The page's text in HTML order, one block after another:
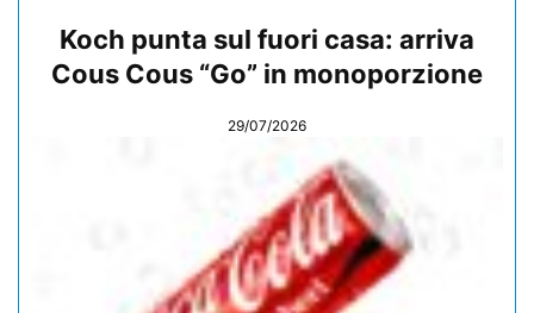
Koch punta sul fuori casa: arriva
Cous Cous “Go” in monoporzione
29/07/2026